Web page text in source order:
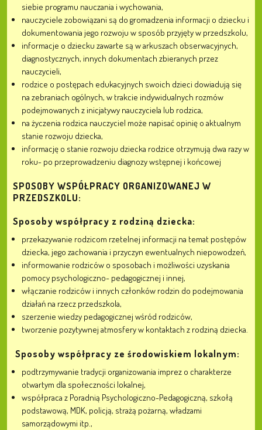
siebie programu nauczania i wychowania,
nauczyciele zobowiązani są do gromadzenia informacji o dziecku i
dokumentowania jego rozwoju w sposób przyjęty w przedszkolu,
informacje o dziecku zawarte są w arkuszach obserwacyjnych,
diagnostycznych, innych dokumentach zbieranych przez
nauczycieli,
rodzice o postępach edukacyjnych swoich dzieci dowiadują się
na zebraniach ogólnych, w trakcie indywidualnych rozmów
podejmowanych z inicjatywy nauczyciela lub rodzica,
na życzenia rodzica nauczyciel może napisać opinię o aktualnym
stanie rozwoju dziecka,
informację o stanie rozwoju dziecka rodzice otrzymują dwa razy w
roku- po przeprowadzeniu diagnozy wstępnej i końcowej
SPOSOBY WSPÓŁPRACY ORGANIZOWANEJ W
PRZEDSZKOLU:
Sposoby współpracy z rodziną dziecka:
przekazywanie rodzicom rzetelnej informacji na temat postępów
dziecka, jego zachowania i przyczyn ewentualnych niepowodzeń,
informowanie rodziców o sposobach i możliwości uzyskania
pomocy psychologiczno- pedagogicznej i innej,
włączanie rodziców i innych członków rodzin do podejmowania
działań na rzecz przedszkola,
szerzenie wiedzy pedagogicznej wśród rodziców,
tworzenie pozytywnej atmosfery w kontaktach z rodziną dziecka.
Sposoby współpracy ze środowiskiem lokalnym:
podtrzymywanie tradycji organizowania imprez o charakterze
otwartym dla społeczności lokalnej,
współpraca z Poradnią Psychologiczno-Pedagogiczną, szkołą
podstawową, MDK, policją, strażą pożarną, władzami
samorządowymi itp.,